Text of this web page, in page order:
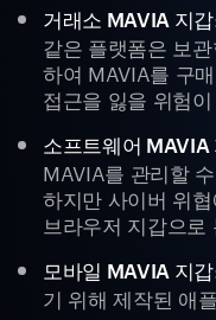
거래소 MAVIA 지갑
같은 플랫폼은 보
하여 MAVIA를 구
접근을 잃을 위험
소프트웨어 MAVIA
MAVIA를 관리할
하지만 사이버 위
브라우저 지갑으로
모바일 MAVIA 지갑
기 위해 제작된 애